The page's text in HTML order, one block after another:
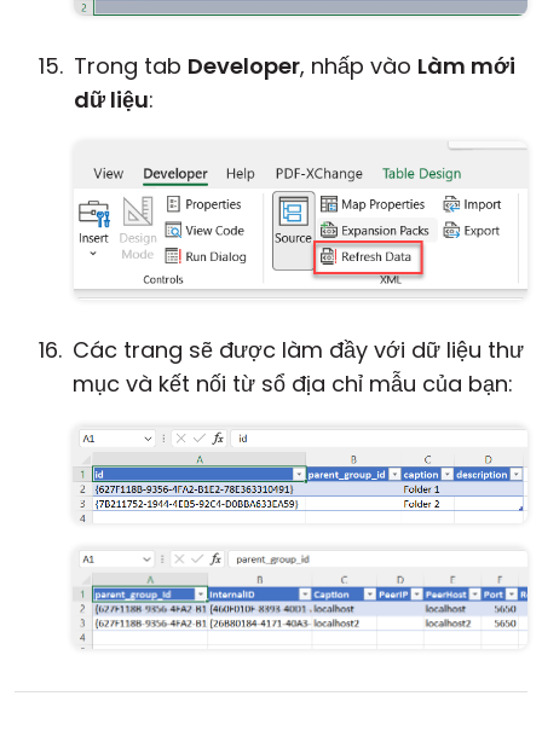
Trong tab Developer, nhấp vào Làm mới
dữ liệu:
Các trang sẽ được làm đầy với dữ liệu thư
mục và kết nối từ sổ địa chỉ mẫu của bạn: